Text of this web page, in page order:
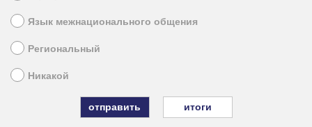
Язык межнационального общения
Региональный
Никакой
итоги